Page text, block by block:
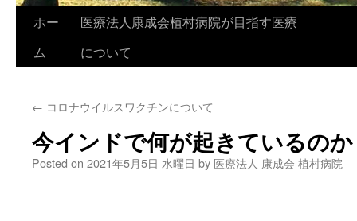
Skip
ホー
ム
医療法人康成会植村病院が目指す医療
について
← コロナウイルスワクチンについて
今インドで何が起きているの
Posted on 2021年5月5日 水曜日 by 医療法人 康成会 植村病院